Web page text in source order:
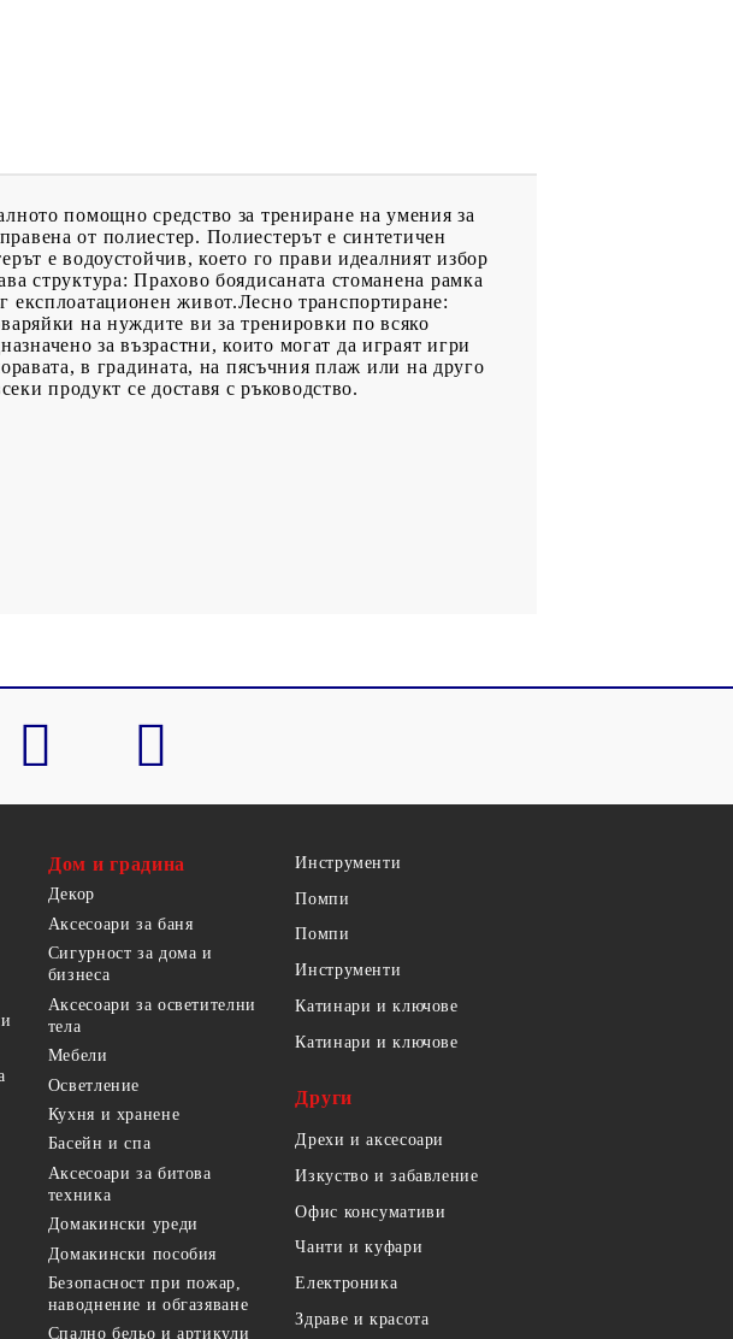
помощно средство за трениране на умения за
от полиестер. Полиестерът е синтетичен
е водоустойчив, което го прави идеалният избор
структура: Прахово боядисаната стоманена рамка
експлоатационен живот.Лесно транспортиране:
на нуждите ви за тренировки по всяко
за възрастни, които могат да играят игри
в градината, на пясъчния плаж или на друго
продукт се доставя с ръководство.
Дом и градина
Декор
Аксесоари за баня
Сигурност за дома и
бизнеса
Аксесоари за осветителни
тела
Мебели
Осветление
Кухня и хранене
Басейн и спа
Аксесоари за битова
техника
Домакински уреди
Домакински пособия
Безопасност при пожар,
наводнение и обгазяване
Спално бельо и артикули
Инструменти
Помпи
Помпи
Инструменти
Катинари и ключове
Катинари и ключове
Други
Дрехи и аксесоари
Изкуство и забавление
Офис консумативи
Чанти и куфари
Електроника
Здраве и красота